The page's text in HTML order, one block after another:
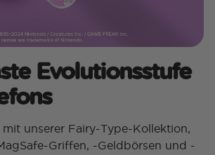
Evolutionsstufe
mit unserer Fairy-Type-Kollektion,
Griffen, -Geldbörsen und -